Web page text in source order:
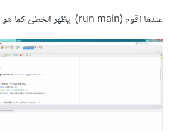
عندما اقوم (run main) يظهر الخطئ كما هو في الصورة المرفق